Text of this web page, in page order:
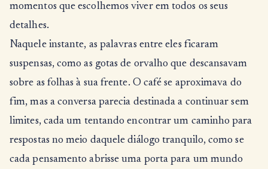
momentos que escolhemos viver em todos os seus
detalhes.
Naquele instante, as palavras entre eles ficaram
suspensas, como as gotas de orvalho que descansavam
sobre as folhas à sua frente. O café se aproximava do
fim, mas a conversa parecia destinada a continuar sem
limites, cada um tentando encontrar um caminho para
respostas no meio daquele diálogo tranquilo, como se
cada pensamento abrisse uma porta para um mundo